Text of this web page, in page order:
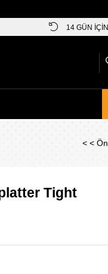
14 GÜN
< <
Tight